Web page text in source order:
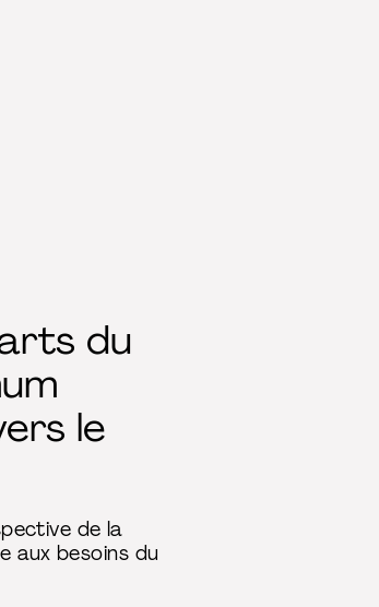
du
le
de la
aux besoins du